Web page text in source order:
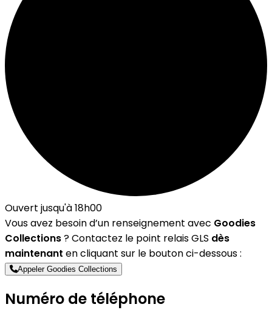
Ouvert jusqu'à 18h00
Vous avez besoin d’un renseignement avec Goodies
Collections? Contactez le point relais GLS dès
maintenant en cliquant sur le bouton ci-dessous :
Appeler Goodies Collections
Numéro de téléphone